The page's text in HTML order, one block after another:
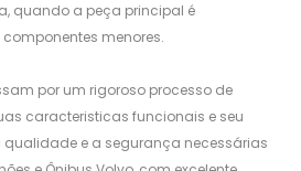
quando a peça principal é
menores.
por um rigoroso processo de
caracteristicas funcionais e seu
e a segurança necessárias